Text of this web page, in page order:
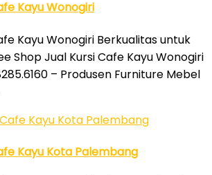
Kayu Wonogiri
Kayu Wonogiri Berkualitas untuk
Shop Jual Kursi Cafe Kayu Wonogiri
– Produsen Furniture Mebel
Kayu Kota Palembang